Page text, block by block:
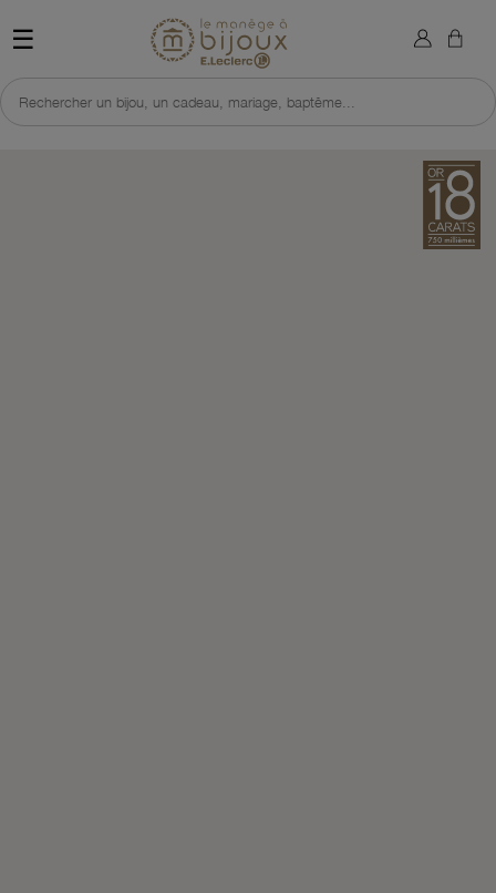
☰ Retour à l'accueil du site
Rechercher un bijou, un cadeau, mariage, baptême...
×